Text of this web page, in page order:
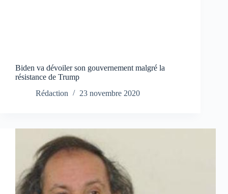
Biden va dévoiler son gouvernement malgré la
résistance de Trump
Rédaction
23 novembre 2020